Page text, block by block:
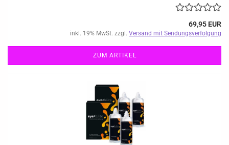
69,95 EUR
inkl. 19% MwSt. zzgl. Versand mit Sendungsverfolgung
ZUM ARTIKEL